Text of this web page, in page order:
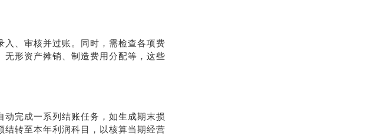
、审核并过账。同时，需检查各项费
形资产摊销、制造费用分配等，这些
完成一系列结账任务，如生成期末损
转至本年利润科目，以核算当期经营